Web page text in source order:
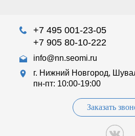
+7 495 001-23-05
+7 905 80-10-222
info@nn.seomi.ru
г. Нижний Новгород,
пн-пт: 10:00-19:00
Заказать